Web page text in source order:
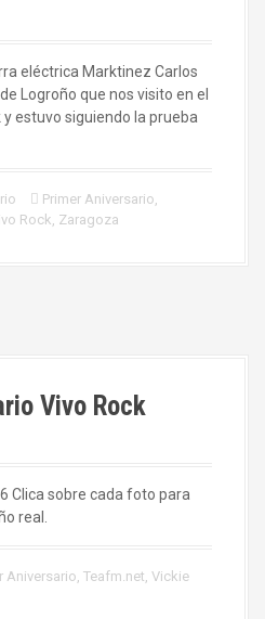
eléctrica Marktinez Carlos
Logroño que nos visito en el
estuvo siguiendo la prueba
Primer Aniversario,
Rock, Zaragoza
Vivo Rock
Clica sobre cada foto para
real.
Aniversario, Teafm.net, Vickie